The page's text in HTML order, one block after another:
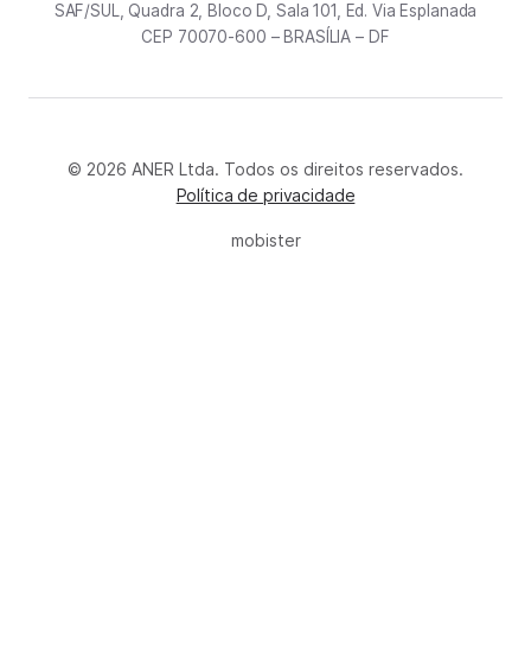
SAF/SUL, Quadra 2, Bloco D, Sala 101, Ed. Via Esplanada
CEP 70070-600 – BRASÍLIA – DF
© 2026 ANER Ltda. Todos os direitos reservados.
Política de privacidade
mobister